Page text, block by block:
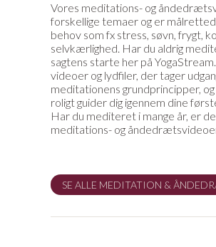
Vores meditations- og
forskellige temaer og er
behov som fx stress, søvn, frygt,
selvkærlighed. Har du aldrig
sagtens starte her på
videoer og lydfiler, der tager
meditationens grundprincipper,
roligt guider dig igennem dine
Har du mediteret i mange år, er
meditations- og
SE ALLE MEDITATION &